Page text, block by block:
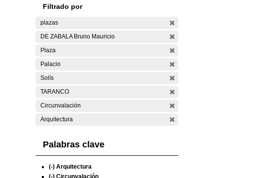
Filtrado por
plazas
DE ZABALA Bruno Mauricio
Plaza
Palacio
Solís
TARANCO
Circunvalación
Arquitectura
Palabras clave
(-) Arquitectura
(-) Circunvalación